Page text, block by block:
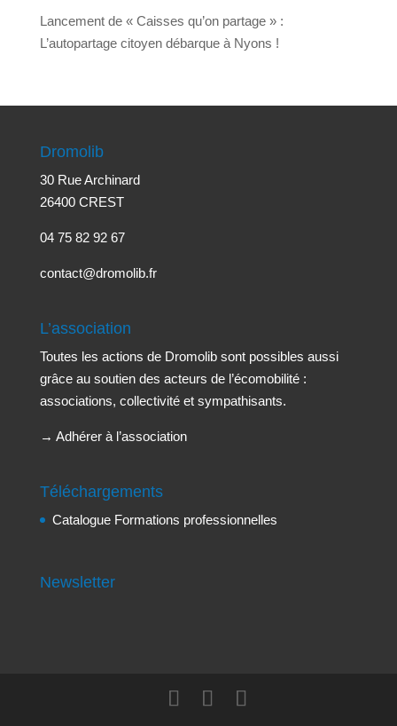
Lancement de « Caisses qu’on partage » :
L’autopartage citoyen débarque à Nyons !
Dromolib
30 Rue Archinard
26400 CREST
04 75 82 92 67
contact@dromolib.fr
L’association
Toutes les actions de Dromolib sont possibles aussi
grâce au soutien des acteurs de l’écomobilité :
associations, collectivité et sympathisants.
→ Adhérer à l’association
Téléchargements
Catalogue Formations professionnelles
Newsletter